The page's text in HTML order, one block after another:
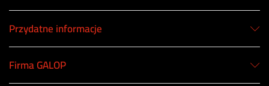
Przydatne informacje
Firma GALOP